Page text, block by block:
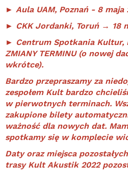
► Aula UAM, Poznań - 8 maja
► CKK Jordanki, Toruń → 18
► Centrum Spotkania Kultur,
ZMIANY TERMINU (o nowej
wkrótce).
Bardzo przepraszamy za
zespołem Kult bardzo
w pierwotnych terminach.
zakupione bilety
ważność dla nowych dat.
spotkamy się w komplecie
Daty oraz miejsca
trasy Kult Akustik 2022